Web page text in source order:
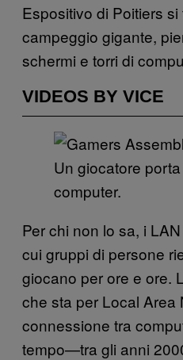
Espositivo di Poitiers
campeggio gigante,
schermi e torri di
VIDEOS BY VICE
Un giocatore
computer.
Per chi non lo sa, i
cui gruppi di persone
giocano per ore e ore.
che sta per Local Area
connessione tra
tempo—tra gli anni